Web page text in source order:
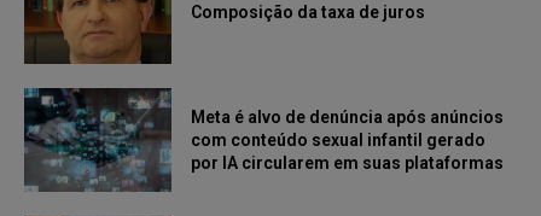
Composição da taxa de juros
Meta é alvo de denúncia após anúncios
com conteúdo sexual infantil gerado
por IA circularem em suas plataformas